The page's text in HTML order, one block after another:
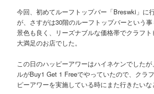
今回、初めてルーフトップバー「Breswki」 に
が、さすがは30階のルーフトップバーという
景色も良く、リーズナブルな価格帯でクラフ
大満足のお店でした。
この日のハッピーアワーはハイネケンでした
ルがBuy1 Get 1 Freeでやっていたので、クラ
ピーアワーを実施している時にまた行きたい